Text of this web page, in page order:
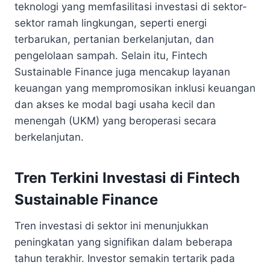
teknologi yang memfasilitasi investasi di sektor-
sektor ramah lingkungan, seperti energi
terbarukan, pertanian berkelanjutan, dan
pengelolaan sampah. Selain itu, Fintech
Sustainable Finance juga mencakup layanan
keuangan yang mempromosikan inklusi keuangan
dan akses ke modal bagi usaha kecil dan
menengah (UKM) yang beroperasi secara
berkelanjutan.
Tren Terkini Investasi di Fintech
Sustainable Finance
Tren investasi di sektor ini menunjukkan
peningkatan yang signifikan dalam beberapa
tahun terakhir. Investor semakin tertarik pada